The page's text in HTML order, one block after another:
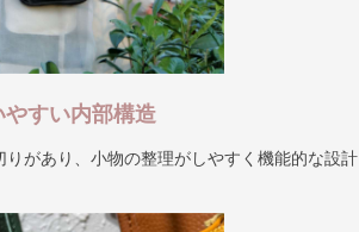
やすい内部構造
があり、小物の整理がしやすく機能的な設計